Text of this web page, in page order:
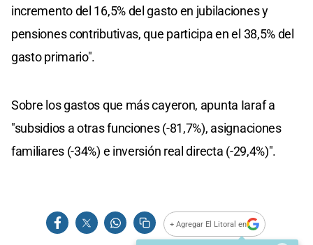
incremento del 16,5% del gasto en jubilaciones y
pensiones contributivas, que participa en el 38,5% del
gasto primario".
Sobre los gastos que más cayeron, apunta Iaraf a
"subsidios a otras funciones (-81,7%), asignaciones
familiares (-34%) e inversión real directa (-29,4%)".
+ Agregar El Litoral en